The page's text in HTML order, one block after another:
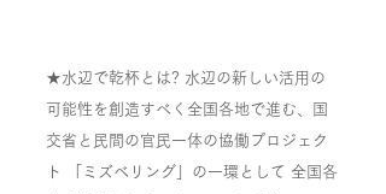
★水辺で乾杯とは? 水辺の新しい活用の
可能性を創造すべく全国各地で進む、国
交省と民間の官民一体の協働プロジェク
ト 「ミズベリング」の一環として 全国各